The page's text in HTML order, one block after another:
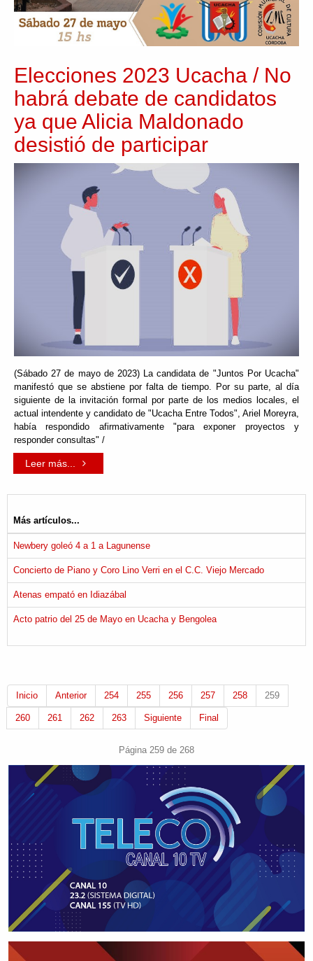
Elecciones 2023 Ucacha / No
habrá debate de candidatos
ya que Alicia Maldonado
desistió de participar
(Sábado 27 de mayo de 2023) La candidata de "Juntos Por Ucacha"
manifestó que se abstiene por falta de tiempo. Por su parte, al día
siguiente de la invitación formal por parte de los medios locales, el
actual intendente y candidato de "Ucacha Entre Todos", Ariel Moreyra,
había respondido afirmativamente "para exponer proyectos y
responder consultas" /
Leer más...
Más artículos...
Newbery goleó 4 a 1 a Lagunense
Concierto de Piano y Coro Lino Verri en el C.C. Viejo Mercado
Atenas empató en Idiazábal
Acto patrio del 25 de Mayo en Ucacha y Bengolea
Inicio Anterior 254 255 256 257 258 259
260 261 262 263 Siguiente Final
Página 259 de 268